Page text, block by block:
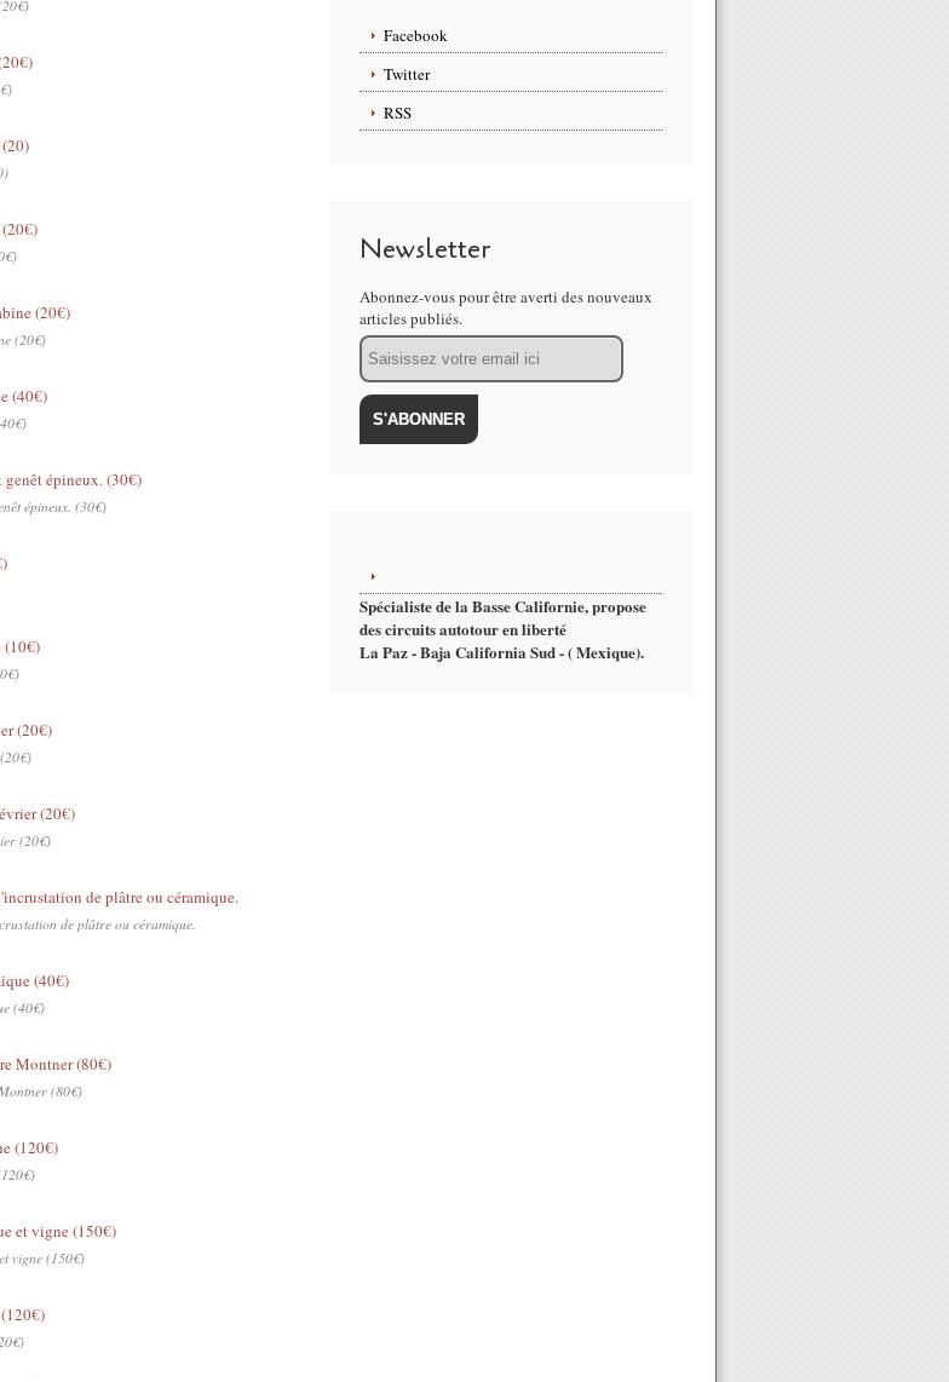
(20€)
épineux. (30€)
(20€)
de plâtre ou céramique.
(40€)
(80€)
vigne (150€)
Facebook
Twitter
RSS
Newsletter
Abonnez-vous pour être averti des nouveaux
articles publiés.
Email
Spécialiste de la Basse Californie, propose
des circuits autotour en liberté
La Paz - Baja California Sud - ( Mexique).